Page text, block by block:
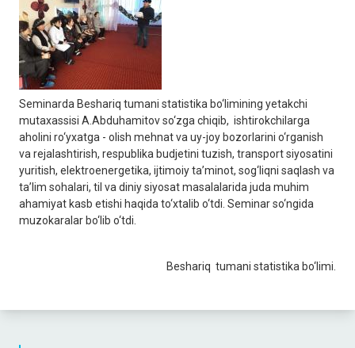
Seminarda Beshariq tumani statistika bo‘limining yetakchi
mutaxassisi A.Abduhamitov so‘zga chiqib, ishtirokchilarga
aholini ro‘yxatga - olish mehnat va uy-joy bozorlarini o‘rganish
va rejalashtirish, respublika budjetini tuzish, transport siyosatini
yuritish, elektroenergetika, ijtimoiy ta’minot, sog‘liqni saqlash va
ta’lim sohalari, til va diniy siyosat masalalarida juda muhim
ahamiyat kasb etishi haqida to‘xtalib o‘tdi. Seminar so‘ngida
muzokaralar bo‘lib o‘tdi.
Beshariq tumani statistika bo‘limi.